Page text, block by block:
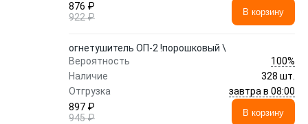
876 ₽
922 ₽
В корзину
огнетушитель ОП-2 !порошковый \
Вероятность
100%
Наличие
328 шт.
Отгрузка
завтра в 08:00
897 ₽
945 ₽
В корзину